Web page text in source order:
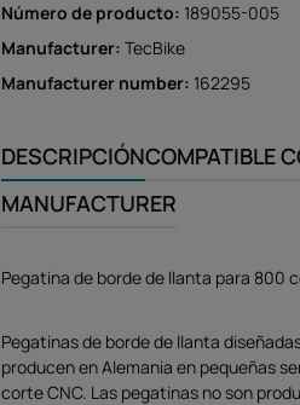
Número de producto: 189055-005
Manufacturer:TecBike
Manufacturer number: 162295
DESCRIPCIÓNCOMPATIBLE
MANUFACTURER
Pegatina de borde de llanta para 800
Pegatinas de borde de llanta
producen en Alemania en pequeñas
corte CNC. Las pegatinas no son